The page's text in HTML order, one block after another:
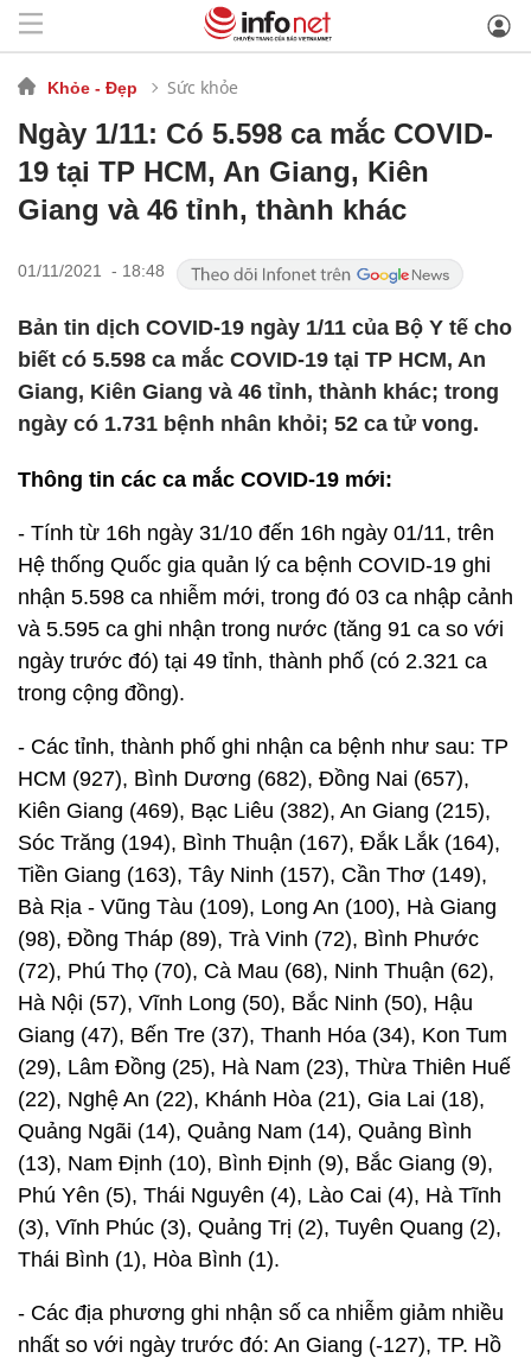
Khỏe - Đẹp Sức khỏe
Ngày 1/11: Có 5.598 ca mắc COVID-
19 tại TP HCM, An Giang, Kiên
Giang và 46 tỉnh, thành khác
01/11/2021 - 18:48
Bản tin dịch COVID-19 ngày 1/11 của Bộ Y tế cho
biết có 5.598 ca mắc COVID-19 tại TP HCM, An
Giang, Kiên Giang và 46 tỉnh, thành khác; trong
ngày có 1.731 bệnh nhân khỏi; 52 ca tử vong.
Thông tin các ca mắc COVID-19 mới:
- Tính từ 16h ngày 31/10 đến 16h ngày 01/11, trên
Hệ thống Quốc gia quản lý ca bệnh COVID-19 ghi
nhận 5.598 ca nhiễm mới, trong đó 03 ca nhập cảnh
và 5.595 ca ghi nhận trong nước (tăng 91 ca so với
ngày trước đó) tại 49 tỉnh, thành phố (có 2.321 ca
trong cộng đồng).
- Các tỉnh, thành phố ghi nhận ca bệnh như sau: TP
HCM (927), Bình Dương (682), Đồng Nai (657),
Kiên Giang (469), Bạc Liêu (382), An Giang (215),
Sóc Trăng (194), Bình Thuận (167), Đắk Lắk (164),
Tiền Giang (163), Tây Ninh (157), Cần Thơ (149),
Bà Rịa - Vũng Tàu (109), Long An (100), Hà Giang
(98), Đồng Tháp (89), Trà Vinh (72), Bình Phước
(72), Phú Thọ (70), Cà Mau (68), Ninh Thuận (62),
Hà Nội (57), Vĩnh Long (50), Bắc Ninh (50), Hậu
Giang (47), Bến Tre (37), Thanh Hóa (34), Kon Tum
(29), Lâm Đồng (25), Hà Nam (23), Thừa Thiên Huế
(22), Nghệ An (22), Khánh Hòa (21), Gia Lai (18),
Quảng Ngãi (14), Quảng Nam (14), Quảng Bình
(13), Nam Định (10), Bình Định (9), Bắc Giang (9),
Phú Yên (5), Thái Nguyên (4), Lào Cai (4), Hà Tĩnh
(3), Vĩnh Phúc (3), Quảng Trị (2), Tuyên Quang (2),
Thái Bình (1), Hòa Bình (1).
- Các địa phương ghi nhận số ca nhiễm giảm nhiều
nhất so với ngày trước đó: An Giang (-127), TP. Hồ